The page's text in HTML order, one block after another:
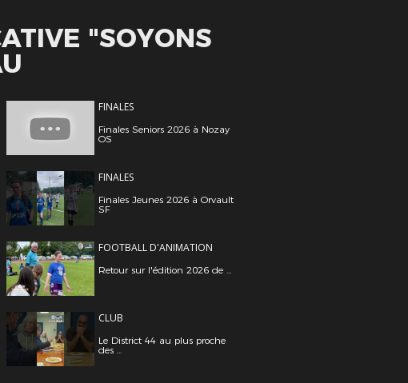
"SOYONS
FINALES
Finales Seniors 2026 à Nozay
OS
FINALES
Finales Jeunes 2026 à Orvault
SF
FOOTBALL D'ANIMATION
Retour sur l'édition 2026 de ...
CLUB
Le District 44 au plus proche
des ...